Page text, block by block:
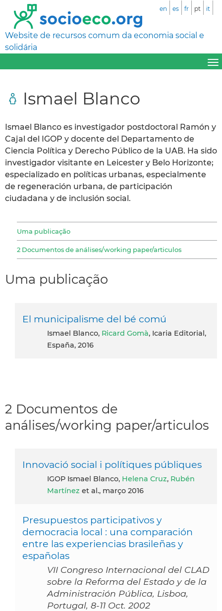
Website de recursos comum da economia social e
solidária
en es fr pt it
Ismael Blanco
Ismael Blanco es investigador postdoctoral Ramón y
Cajal del IGOP y docente del Departamento de
Ciencia Política y Derecho Público de la UAB. Ha sido
investigador visitante en Leicester y Belo Horizonte;
especializado en políticas urbanas, especialmente
de regeneración urbana, de participación
ciudadana y de inclusión social.
Uma publicação
2 Documentos de análises/working paper/articulos
Uma publicação
El municipalisme del bé comú
Ismael Blanco, Ricard Gomà, Icaria Editorial,
España, 2016
2 Documentos de
análises/working paper/articulos
Innovació social i polítiques públiques
IGOP Ismael Blanco, Helena Cruz, Rubén
Martínez et al., março 2016
Presupuestos participativos y
democracia local : una comparación
entre las experiencias brasileñas y
españolas
VII Congreso Internacional del CLAD
sobre la Reforma del Estado y de la
Administración Pública, Lisboa,
Portugal, 8-11 Oct. 2002